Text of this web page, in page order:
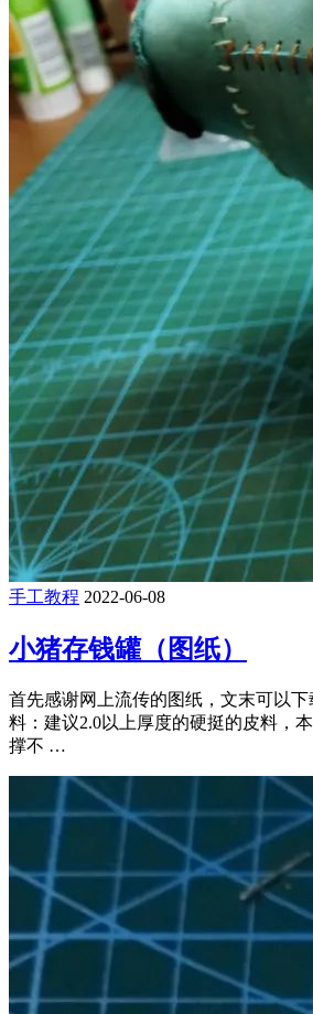
手工教程 2022-06-08
小猪存钱罐（图纸）
首先感谢网上流传的图纸，文末可以
料：建议2.0以上厚度的硬挺的皮料，
撑不 …